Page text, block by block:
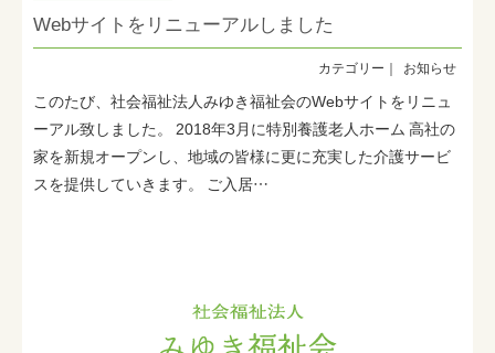
Webサイトをリニューアルしました
お知らせ
このたび、社会福祉法人みゆき福祉会のWebサイトをリニュ
ーアル致しました。 2018年3月に特別養護老人ホーム 高社の
家を新規オープンし、地域の皆様に更に充実した介護サービ
スを提供していきます。 ご入居…